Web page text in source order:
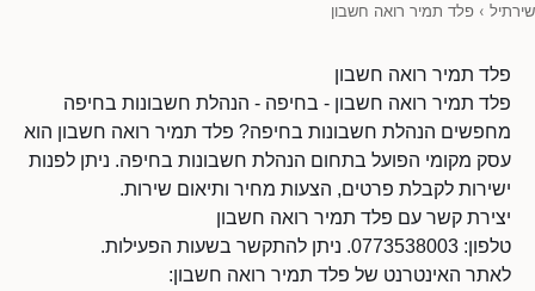
שירתיל › פלד תמיר רואה חשבון
פלד תמיר רואה חשבון
פלד תמיר רואה חשבון - בחיפה - הנהלת חשבונות בחיפה
מחפשים הנהלת חשבונות בחיפה? פלד תמיר רואה חשבון הוא
עסק מקומי הפועל בתחום הנהלת חשבונות בחיפה. ניתן לפנות
ישירות לקבלת פרטים, הצעות מחיר ותיאום שירות.
יצירת קשר עם פלד תמיר רואה חשבון
טלפון: 0773538003. ניתן להתקשר בשעות הפעילות.
לאתר האינטרנט של פלד תמיר רואה חשבון: